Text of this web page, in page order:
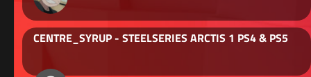
CENTRE_SYRUP - STEELSERIES ARCTIS 1 PS4 & PS5